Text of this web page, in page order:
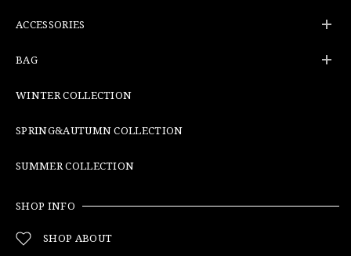
ACCESSORIES
BAG
WINTER COLLECTION
SPRING&AUTUMN COLLECTION
SUMMER COLLECTION
SHOP INFO
SHOP ABOUT